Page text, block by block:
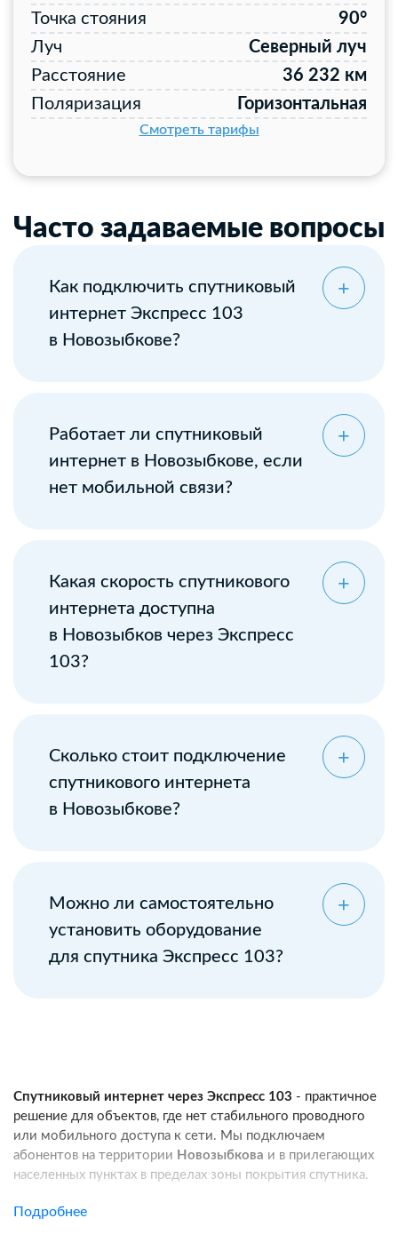
Точка стояния
90°
Луч
Северный луч
Расстояние
36 232 км
Поляризация
Горизонтальная
Смотреть тарифы
Часто задаваемые вопросы
Как подключить спутниковый
интернет Экспресс 103
в Новозыбкове?
Работает ли спутниковый
интернет в Новозыбкове, если
нет мобильной связи?
Какая скорость спутникового
интернета доступна
в Новозыбков через Экспресс
103?
Сколько стоит подключение
спутникового интернета
в Новозыбкове?
Можно ли самостоятельно
установить оборудование
для спутника Экспресс 103?
Спутниковый интернет через Экспресс 103 - практичное
решение для объектов, где нет стабильного проводного
или мобильного доступа к сети. Мы подключаем
абонентов на территории Новозыбкова и в прилегающих
населенных пунктах в пределах зоны покрытия спутника.
Услуга подходит для частных домов, дач, фермерских
Подробнее